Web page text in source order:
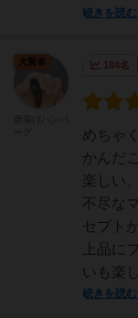
続きを読む
184名
めちゃ
かんだ
楽しい
不尽な
セプト
上品に
いも楽
続きを読む
大賢者